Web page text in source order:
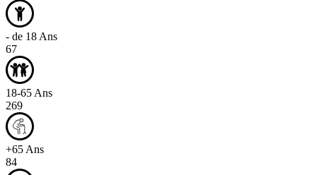
- de 18 Ans
67
18-65 Ans
269
+65 Ans
84